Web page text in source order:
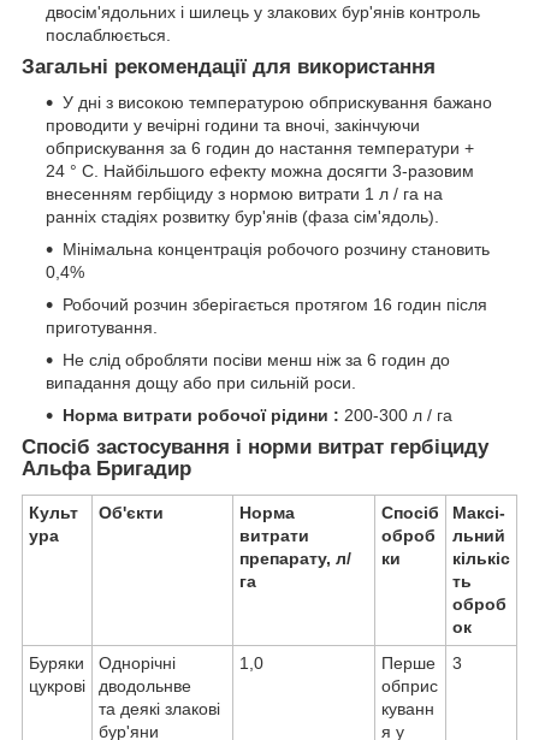
двосім'ядольних і шилець у злакових бур'янів контроль
послаблюється.
Загальні рекомендації для використання
У дні з високою температурою обприскування бажано
проводити у вечірні години та вночі, закінчуючи
обприскування за 6 годин до настання температури +
24 ° C. Найбільшого ефекту можна досягти 3-разовим
внесенням гербіциду з нормою витрати 1 л / га на
ранніх стадіях розвитку бур'янів (фаза сім'ядоль).
Мінімальна концентрація робочого розчину становить
0,4%
Робочий розчин зберігається протягом 16 годин після
приготування.
Не слід обробляти посіви менш ніж за 6 годин до
випадання дощу або при сильній роси.
Норма витрати робочої рідини : 200-300 л / га
Спосіб застосування і норми витрат гербіциду
Альфа Бригадир
Культ
ура
Об'єкти
Норма
витрати
препарату, л/
га
Спосіб
оброб
ки
Максі-
льний
кількіс
ть
оброб
ок
Буряки
цукрові
Однорічні
дводольнве
та деякі злакові
бур'яни
1,0
Перше
обприс
куванн
я у
3